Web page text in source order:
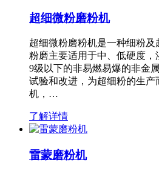
超细微粉磨粉机
超细微粉磨粉机是一种细粉
粉磨主要适用于中、低硬度，
9级以下的非易燃易爆的非金
试验和改进，为超细粉的生
机，…
了解详情
雷蒙磨粉机